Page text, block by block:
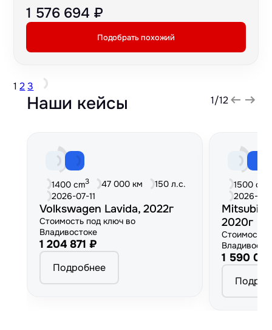
1 576 694 ₽
Подобрать похожий
1 2 3
Наши кейсы 1/12
1400 cm3 47 000 км
150 л.с.
2026-07-11
Volkswagen Lavida, 2022г
Стоимость под ключ во
Владивостоке
1 204 871 ₽
Подробнее
1500 cm
2026-
2020г
Стоимость
1 590